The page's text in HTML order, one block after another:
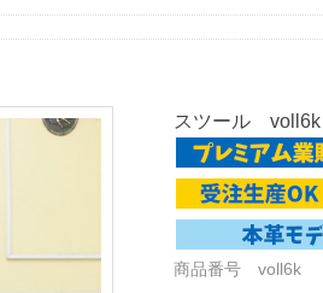
スツール voll6k
商品番号 voll6k